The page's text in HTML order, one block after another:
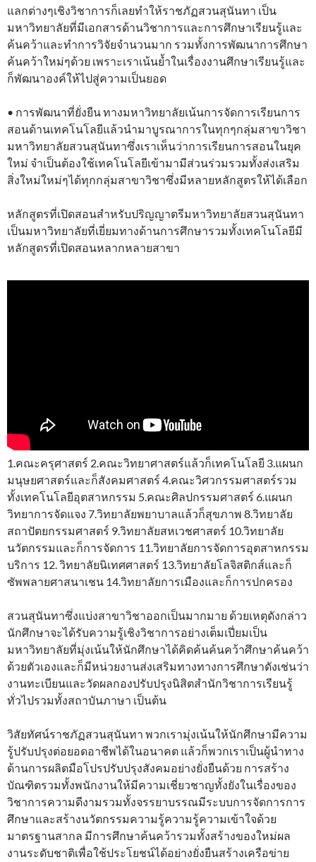
แลกต่างๆเชิงวิชาการก็เลยทำให้ราชภัฏสวนสุนันทา เป็น
มหาวิทยาลัยที่มีเอกสารด้านวิชาการและการศึกษาเรียนรู้และ
ค้นคว้าและทำการวิจัยจำนวนมาก รวมทั้งการพัฒนาการศึกษา
ค้นคว้าใหม่ๆด้วย เพราะเราเน้นย้ำในเรื่องงานศึกษาเรียนรู้และ
ก็พัฒนาองค์ให้ไปสู่ความเป็นยอด
• การพัฒนาที่ยั่งยืน ทางมหาวิทยาลัยเน้นการจัดการเรียนการ
สอนด้านเทคโนโลยีแล้วนำมาบูรณาการในทุกๆกลุ่มสาขาวิชา
มหาวิทยาลัยสวนสุนันทาซึ่งเราเห็นว่าการเรียนการสอนในยุค
ใหม่ จำเป็นต้องใช้เทคโนโลยีเข้ามามีส่วนร่วมรวมทั้งส่งเสริม
สิ่งใหม่ใหม่ๆได้ทุกกลุ่มสาขาวิชาซึ่งมีหลายหลักสูตรให้ได้เลือก
หลักสูตรที่เปิดสอนสำหรับปริญญาตรีมหาวิทยาลัยสวนสุนันทา
เป็นมหาวิทยาลัยที่เยี่ยมทางด้านการศึกษารวมทั้งเทคโนโลยีมี
หลักสูตรที่เปิดสอนหลากหลายสาขา
1.คณะครุศาสตร์ 2.คณะวิทยาศาสตร์แล้วก็เทคโนโลยี 3.แผนก
มนุษยศาสตร์และก็สังคมศาสตร์ 4.คณะวิศวกรรมศาสตร์รวม
ทั้งเทคโนโลยีอุตสาหกรรม 5.คณะศิลปกรรมศาสตร์ 6.แผนก
วิทยาการจัดแจง 7.วิทยาลัยพยาบาลแล้วก็สุขภาพ 8.วิทยาลัย
สถาปัตยกรรมศาสตร์ 9.วิทยาลัยสหเวชศาสตร์ 10.วิทยาลัย
นวัตกรรมและก็การจัดการ 11.วิทยาลัยการจัดการอุตสาหกรรม
บริการ 12. วิทยาลัยนิเทศศาสตร์ 13.วิทยาลัยโลจิสติกส์และก็
ซัพพลายศาสนาเชน 14.วิทยาลัยการเมืองและก็การปกครอง
สวนสุนันทาซึ่งแบ่งสาขาวิชาออกเป็นมากมาย ด้วยเหตุดังกล่าว
นักศึกษาจะได้รับความรู้เชิงวิชาการอย่างเต็มเปี่ยมเป็น
มหาวิทยาลัยที่มุ่งเน้นให้นักศึกษาได้คิดค้นค้นคว้าศึกษาค้นคว้า
ด้วยตัวเองและก็มีหน่วยงานส่งเสริมทางทางการศึกษาดังเช่นว่า
งานทะเบียนและวัดผลกองปรับปรุงนิสิตสำนักวิชาการเรียนรู้
ทั่วไปรวมทั้งสถาบันภาษา เป็นต้น
วิสัยทัศน์ราชภัฏสวนสุนันทา พวกเรามุ่งเน้นให้นักศึกษามีความ
รู้ปรับปรุงต่อยอดอาชีพได้ในอนาคต แล้วก็พวกเราเป็นผู้นำทาง
ด้านการผลิตมือโปรปรับปรุงสังคมอย่างยั่งยืนด้วย การสร้าง
บัณฑิตรวมทั้งพนักงานให้มีความเชี่ยวชาญทั้งยังในเรื่องของ
วิชาการความดีงามรวมทั้งจรรยาบรรณมีระบบการจัดการการ
ศึกษาและสร้างนวัตกรรมความรู้ความรู้ความเข้าใจด้วย
มาตรฐานสากล มีการศึกษาค้นคว้ารวมทั้งสร้างของใหม่ผล
งานระดับชาติเพื่อใช้ประโยชน์ได้อย่างยั่งยืนสร้างเครือข่าย